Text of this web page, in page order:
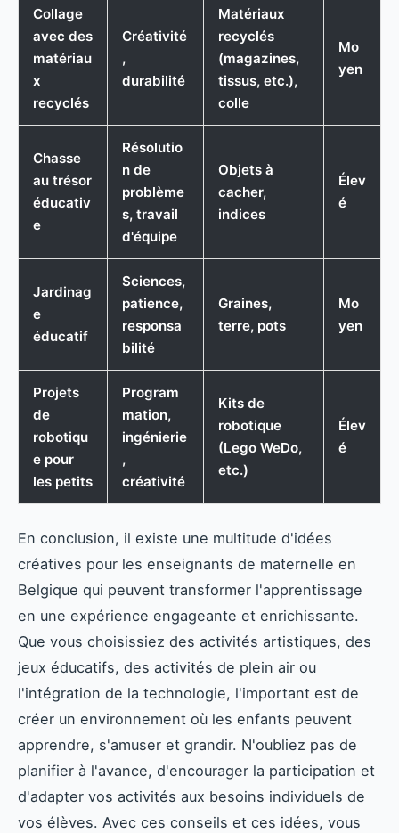
Collage
avec des
matériau
x
recyclés
Créativité
,
durabilité
Matériaux
recyclés
(magazines,
tissus, etc.),
colle
Mo
yen
Chasse
au trésor
éducativ
e
Résolutio
n de
problème
s, travail
d'équipe
Objets à
cacher,
indices
Élev
é
Jardinag
e
éducatif
Sciences,
patience,
responsa
bilité
Graines,
terre, pots
Mo
yen
Projets
de
robotiqu
e pour
les petits
Program
mation,
ingénierie
,
créativité
Kits de
robotique
(Lego WeDo,
etc.)
Élev
é
En conclusion, il existe une multitude d'idées
créatives pour les enseignants de maternelle en
Belgique qui peuvent transformer l'apprentissage
en une expérience engageante et enrichissante.
Que vous choisissiez des activités artistiques, des
jeux éducatifs, des activités de plein air ou
l'intégration de la technologie, l'important est de
créer un environnement où les enfants peuvent
apprendre, s'amuser et grandir. N'oubliez pas de
planifier à l'avance, d'encourager la participation et
d'adapter vos activités aux besoins individuels de
vos élèves. Avec ces conseils et ces idées, vous